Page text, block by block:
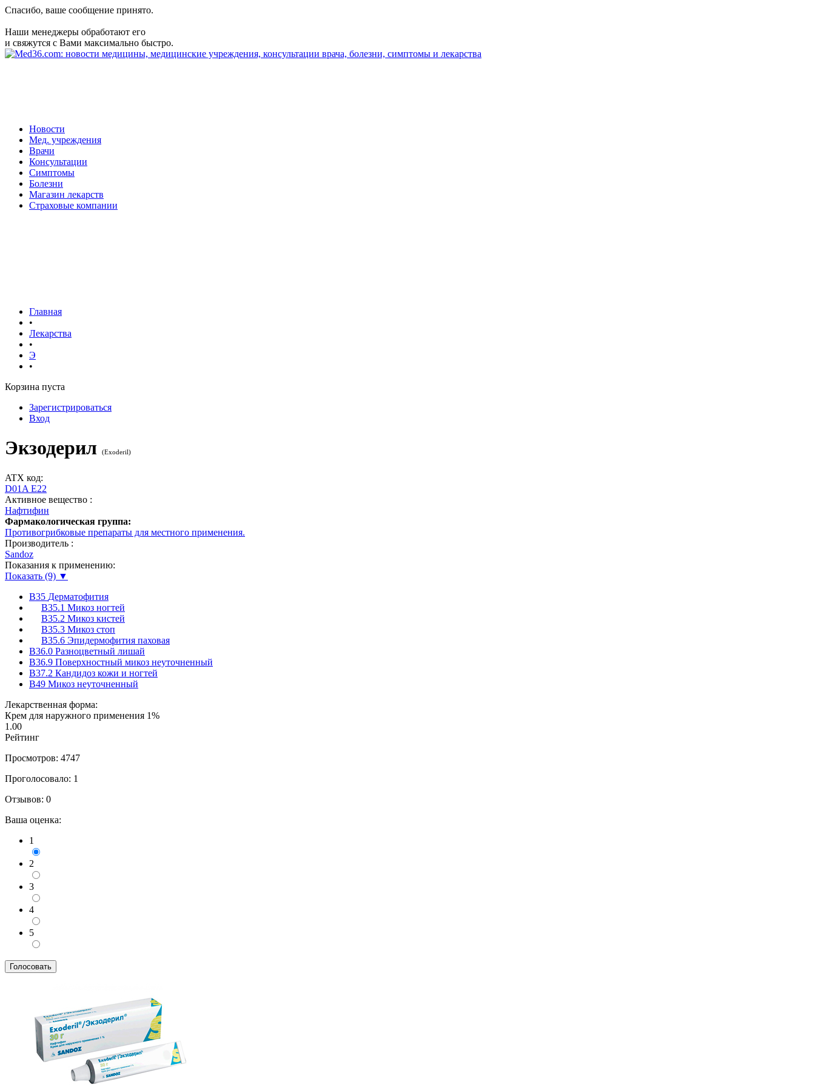
Спасибо, ваше сообщение принято.
Наши менеджеры обработают его
и свяжутся с Вами максимально быстро.
Новости
Мед. учреждения
Врачи
Консультации
Симптомы
Болезни
Магазин лекарств
Страховые компании
Главная
•
Лекарства
•
Э
•
Корзина пуста
Зарегистрироваться
Вход
Экзодерил (Exoderil)
ATX код:
D01A E22
Активное вещество :
Нафтифин
Фармакологическая группа:
Противогрибковые препараты для местного применения.
Производитель :
Sandoz
Показания к применению:
Показать (9) ▼
B35 Дерматофития
B35.1 Микоз ногтей
B35.2 Микоз кистей
B35.3 Микоз стоп
B35.6 Эпидермофития паховая
B36.0 Разноцветный лишай
B36.9 Поверхностный микоз неуточненный
B37.2 Кандидоз кожи и ногтей
B49 Микоз неуточненный
Лекарственная форма:
Крем для наружного применения 1%
1.00
Рейтинг
Просмотров: 4747
Проголосовало: 1
Отзывов: 0
Ваша оценка:
1
2
3
4
5